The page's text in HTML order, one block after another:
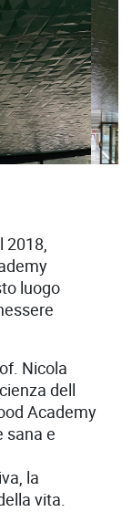
2018,
luogo
Nicola
dell
Academy
sana e
la
vita.